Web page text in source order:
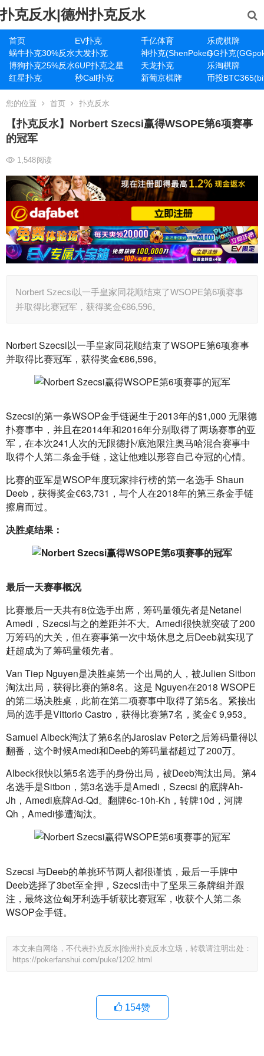
扑克反水|德州扑克反水
首页 EV扑克 千亿体育
乐虎棋牌
蜗牛扑克30%反水大发扑克 神扑克(ShenPoker)GG扑克
博狗扑克25%反水6UP扑克之星 天龙扑克
乐淘棋牌
红星扑克
秒Call扑克 新葡京棋牌 币投
您的位置 首页 扑克反水
【扑克反水】Norbert Szecsi赢得WSOPE第6项赛事
的冠军
1,548阅读
Norbert Szecsi以一手皇家同花顺结束了WSOPE第6项赛事
并取得比赛冠军，获得奖金€86,596。
Norbert Szecsi以一手皇家同花顺结束了WSOPE第6项赛事
并取得比赛冠军，获得奖金€86,596。
Szecsi的第一条WSOP金手链诞生于2013年的$1,000 无限德
扑赛事中，并且在2014年和2016年分别取得了两场赛事的亚
军，在本次241人次的无限德扑/底池限注奥马哈混合赛事中
取得个人第二条金手链，这让他难以形容自己夺冠的心情。
比赛的亚军是WSOP年度玩家排行榜的第一名选手 Shaun
Deeb，获得奖金€63,731，与个人在2018年的第三条金手链
擦肩而过。
决胜桌结果：
最后一天赛事概况
比赛最后一天共有8位选手出席，筹码量领先者是Netanel
Amedi，Szecsi与之的差距并不大。Amedi很快就突破了200
万筹码的大关，但在赛事第一次中场休息之后Deeb就实现了
赶超成为了筹码量领先者。
Van Tiep Nguyen是决胜桌第一个出局的人，被Julien Sitbon
淘汰出局，获得比赛的第8名。这是 Nguyen在2018 WSOPE
的第二场决胜桌，此前在第二项赛事中取得了第5名。紧接出
局的选手是Vittorio Castro，获得比赛第7名，奖金€ 9,953。
Samuel Albeck淘汰了第6名的Jaroslav Peter之后筹码量得以
翻番，这个时候Amedi和Deeb的筹码量都超过了200万。
Albeck很快以第5名选手的身份出局，被Deeb淘汰出局。第4
名选手是Sitbon，第3名选手是Amedi，Szecsi 的底牌Ah-
Jh，Amedi底牌Ad-Qd。翻牌6c-10h-Kh，转牌10d，河牌
Qh，Amedi惨遭淘汰。
Szecsi 与Deeb的单挑环节两人都很谨慎，最后一手牌中
Deeb选择了3bet至全押，Szecsi击中了坚果三条牌组并跟
注，最终这位匈牙利选手斩获比赛冠军，收获个人第二条
WSOP金手链。
本文来自网络，不代表扑克反水|德州扑克反水立场，转载请注明出处：
https://pokerfanshui.com/puke/1202.html
154赞